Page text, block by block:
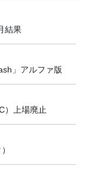
結果
」アルファ版
）上場廃止